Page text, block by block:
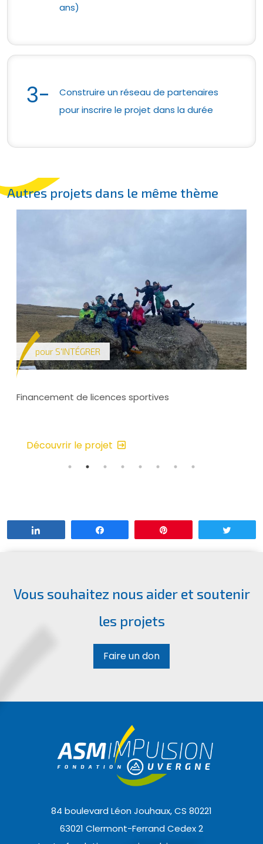
ans)
3-
Construire un réseau de partenaires
pour inscrire le projet dans la durée
Autres projets dans le même thème
pour S'INTÉGRER
Financement de licences sportives
Découvrir le projet
Vous souhaitez nous aider et soutenir
les projets
Faire un don
84 boulevard Léon Jouhaux, CS 80221
63021 Clermont-Ferrand Cedex 2